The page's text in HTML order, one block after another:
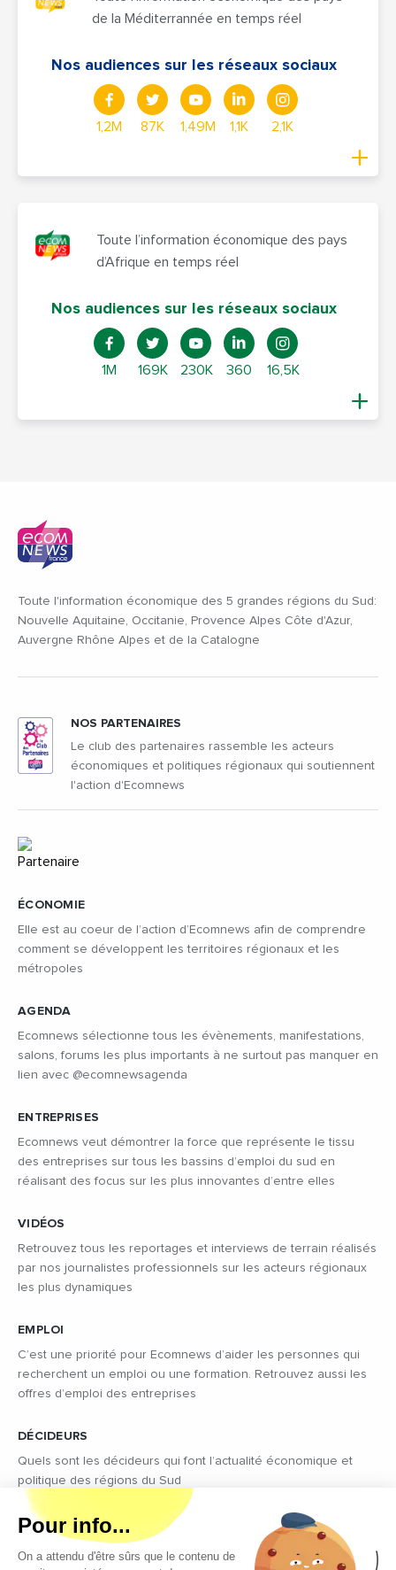
de la Méditerrannée en temps réel
Nos audiences sur les réseaux sociaux
1,2M 87K 1,49M 1,1K 2,1K
Toute l’information économique des pays
d’Afrique en temps réel
Nos audiences sur les réseaux sociaux
1M 169K 230K 360 16,5K
Toute l'information économique des 5 grandes régions du Sud:
Nouvelle Aquitaine, Occitanie, Provence Alpes Côte d'Azur,
Auvergne Rhône Alpes et de la Catalogne
ÉCONOMIE
Elle est au coeur de l’action d’Ecomnews afin de comprendre
comment se développent les territoires régionaux et les
métropoles
AGENDA
Ecomnews sélectionne tous les évènements, manifestations,
salons, forums les plus importants à ne surtout pas manquer en
lien avec @ecomnewsagenda
ENTREPRISES
Ecomnews veut démontrer la force que représente le tissu
des entreprises sur tous les bassins d’emploi du sud en
réalisant des focus sur les plus innovantes d’entre elles
VIDÉOS
Retrouvez tous les reportages et interviews de terrain réalisés
par nos journalistes professionnels sur les acteurs régionaux
les plus dynamiques
EMPLOI
C’est une priorité pour Ecomnews d’aider les personnes qui
recherchent un emploi ou une formation. Retrouvez aussi les
offres d’emploi des entreprises
DÉCIDEURS
Quels sont les décideurs qui font l’actualité économique et
politique des régions du Sud
NOS PARTENAIRES
Le club des partenaires rassemble les acteurs
économiques et politiques régionaux qui soutiennent
l'action d'Ecomnews